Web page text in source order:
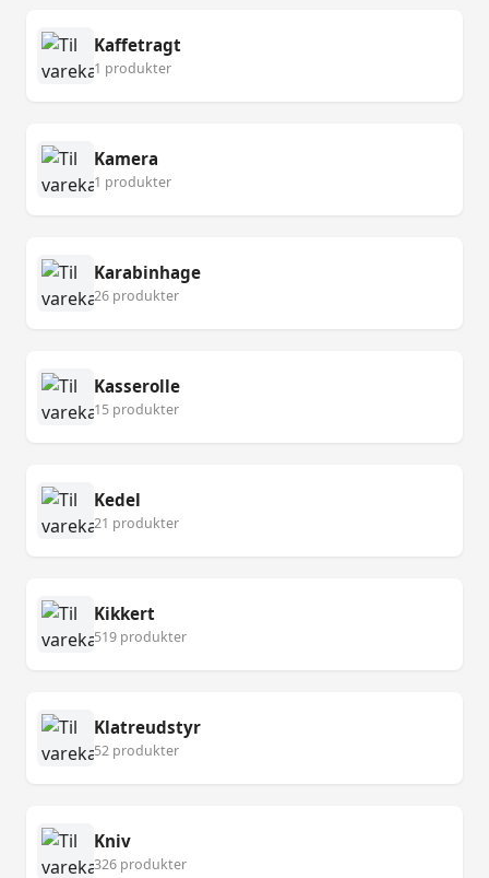
Kaffetragt
1 produkter
Kamera
1 produkter
Karabinhage
26 produkter
Kasserolle
15 produkter
Kedel
21 produkter
Kikkert
519 produkter
Klatreudstyr
52 produkter
Kniv
326 produkter